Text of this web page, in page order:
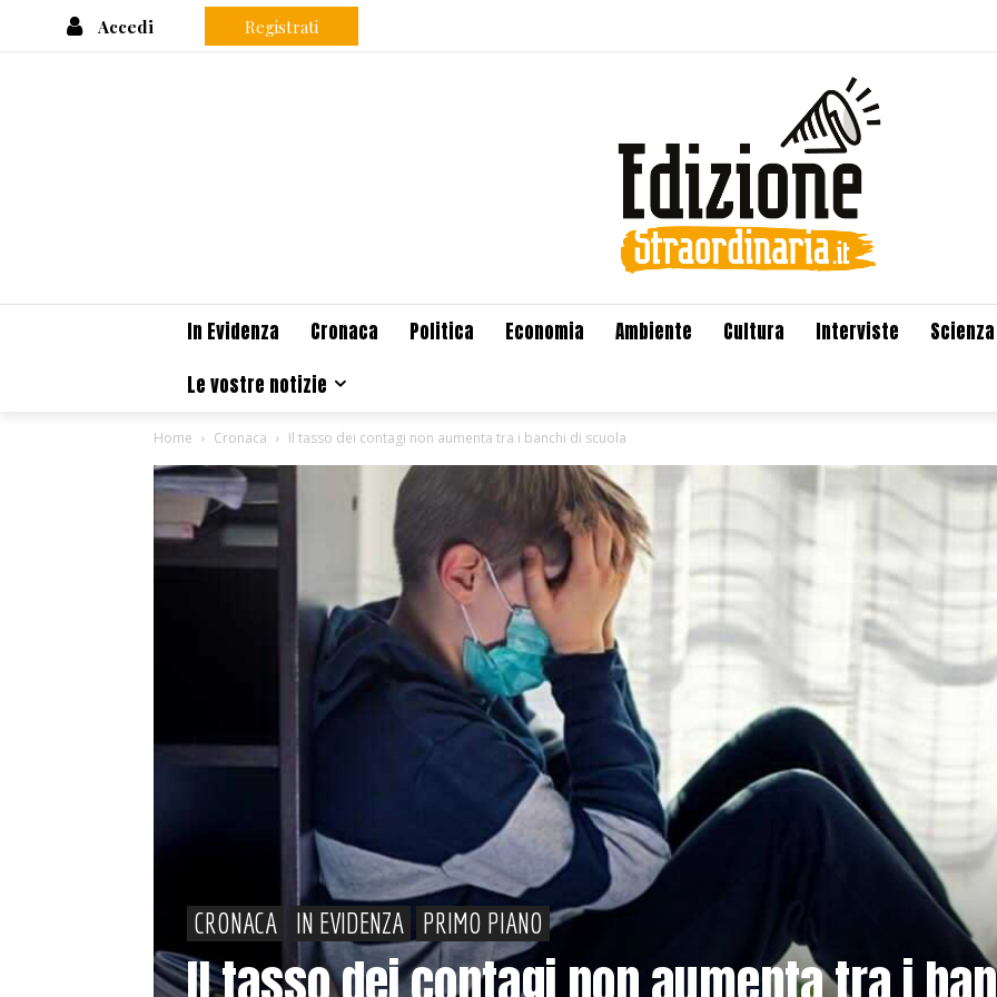
Accedi Registrati
In Evidenza Cronaca Politica Economia Ambiente Cultura Interviste
Scienza
Le vostre notizie
Home Cronaca Il tasso dei contagi non aumenta tra i banchi di scuola
CRONACA IN EVIDENZA PRIMO PIANO